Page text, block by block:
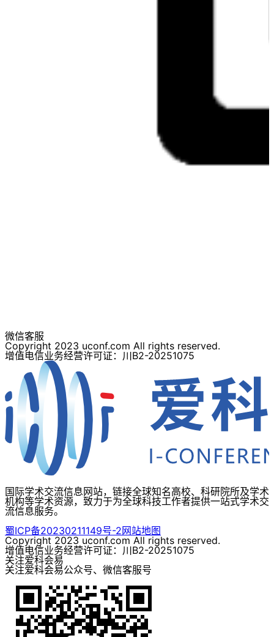
微信客服
Copyright 2023 uconf.com All rights reserved.
增值电信业务经营许可证：川B2-20251075
国际学术交流信息网站，链接全球知名高校、科研院所及学术
机构等学术资源，致力于为全球科技工作者提供一站式学术交
流信息服务。
蜀ICP备20230211149号-2网站地图
Copyright 2023 uconf.com All rights reserved.
增值电信业务经营许可证：川B2-20251075
关注爱科会易
关注爱科会易公众号、微信客服号